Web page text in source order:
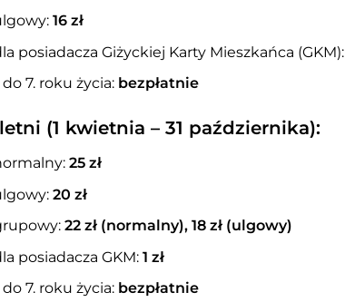
16 zł
posiadacza Giżyckiej Karty Mieszkańca (GKM):
7. roku życia: bezpłatnie
(1 kwietnia – 31 października):
25 zł
20 zł
22 zł (normalny), 18 zł (ulgowy)
posiadacza GKM: 1 zł
7. roku życia: bezpłatnie